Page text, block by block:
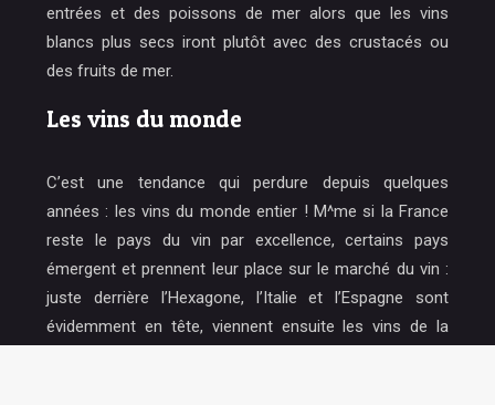
entrées et des poissons de mer alors que les vins
blancs plus secs iront plutôt avec des crustacés ou
des fruits de mer.
Les vins du monde
C’est une tendance qui perdure depuis quelques
années : les vins du monde entier ! M^me si la France
reste le pays du vin par excellence, certains pays
émergent et prennent leur place sur le marché du vin :
juste derrière l’Hexagone, l’Italie et l’Espagne sont
évidemment en tête, viennent ensuite les vins de la